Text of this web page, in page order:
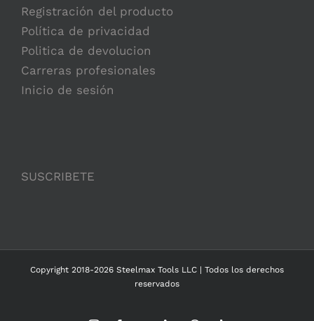
Registración del producto
Política de privacidad
Politica de devolucion
Carreras profesionales
Inicio de sesión
SUSCRIBETE
Copyright 2018-2026 Steelmax Tools LLC | Todos los derechos
reservados